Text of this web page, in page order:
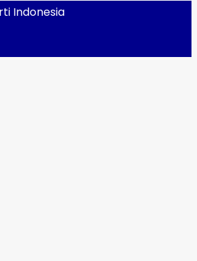
Indonesia